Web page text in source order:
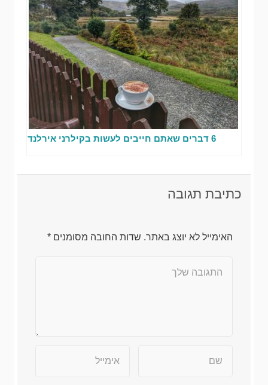
6 דברים שאתם חייבים לעשות בקילרני אירלנד
כתיבת תגובה
האימייל לא יוצג באתר. שדות החובה מסומנים *